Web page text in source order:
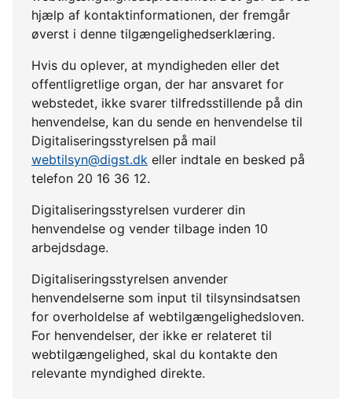
hjælp af kontaktinformationen, der fremgår
øverst i denne tilgængelighedserklæring.
Hvis du oplever, at myndigheden eller det
offentligretlige organ, der har ansvaret for
webstedet, ikke svarer tilfredsstillende på din
henvendelse, kan du sende en henvendelse til
Digitaliseringsstyrelsen på mail
webtilsyn@digst.dk eller indtale en besked på
telefon 20 16 36 12.
Digitaliseringsstyrelsen vurderer din
henvendelse og vender tilbage inden 10
arbejdsdage.
Digitaliseringsstyrelsen anvender
henvendelserne som input til tilsynsindsatsen
for overholdelse af webtilgængelighedsloven.
For henvendelser, der ikke er relateret til
webtilgængelighed, skal du kontakte den
relevante myndighed direkte.